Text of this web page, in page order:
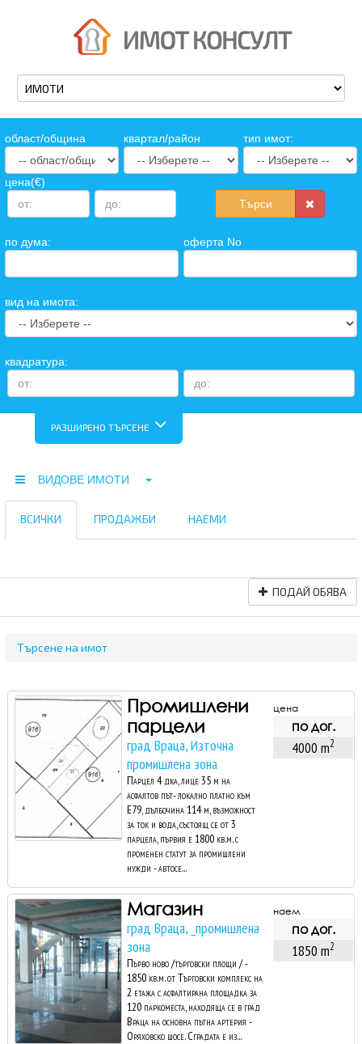
oбласт/община квартал/район тип имот:
цена(€)
Търси
по дума: оферта No
вид на имота:
квадратура:
РАЗШИРЕНО ТЪРСЕНЕ
ВИДОВЕ ИМОТИ
ВСИЧКИ ПРОДАЖБИ НАЕМИ
ПОДАЙ ОБЯВА
Търсене на имот
Промишлени
парцели
град Враца, Източна
промишлена зона
Парцел 4 дка, лице 35 м на
асфалтов път- локално платно към
Е79, дълбочина 114 м, възможност
за ток и вода, състоящ се от 3
парцела, първия е 1800 кв.м. с
променен статут за промишлени
нужди - автосе...
цена
по дог.
4000 m2
Магазин
град Враца, _промишлена
зона
Първо ново /търговски площи / -
1850 кв.м. от Търговски комплекс на
2 етажа с асфалтирана площадка за
120 паркоместа, находяща се в град
Враца на основна пътна артерия -
Оряховско шосе. Сградата е из...
наем
по дог.
1850 m2